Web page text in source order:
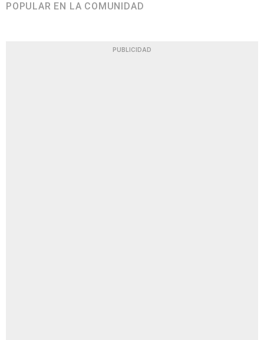
POPULAR EN LA COMUNIDAD
PUBLICIDAD